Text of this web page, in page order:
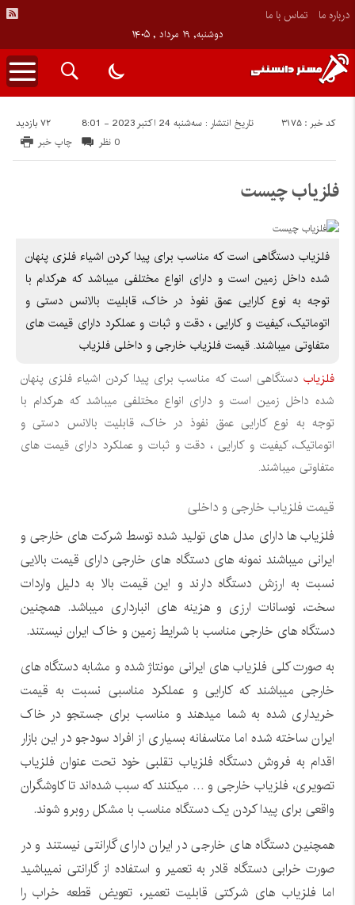
درباره ما تماس با ما
دوشنبه, ۱۹ مرداد , ۱۴۰۵
تاریخ انتشار : سه‌شنبه 24 اکتبر 2023 - 8:01 72 بازدید کد خبر : 3175
چاپ خبر 0 نظر
فلزیاب چیست
فلزیاب دستگاهی است که مناسب برای پیدا کردن اشیاء فلزی پنهان
شده داخل زمین است و دارای انواع مختلفی میباشد که هرکدام با
توجه به نوع کارایی عمق نفوذ در خاک، قابلیت بالانس دستی و
اتوماتیک، کیفیت و کارایی ، دقت و ثبات و عملکرد دارای قیمت های
متفاوتی میباشند. قیمت فلزیاب خارجی و داخلی فلزیاب
فلزیابدستگاهی است که مناسب برای پیدا کردن اشیاء فلزی پنهان
شده داخل زمین است و دارای انواع مختلفی میباشد که هرکدام با
توجه به نوع کارایی عمق نفوذ در خاک، قابلیت بالانس دستی و
اتوماتیک، کیفیت و کارایی ، دقت و ثبات و عملکرد دارای قیمت های
متفاوتی میباشند.
قیمت فلزیاب خارجی و داخلی
فلزیاب ها دارای مدل های تولید شده توسط شرکت های خارجی و
ایرانی میباشند نمونه های دستگاه های خارجی دارای قیمت بالایی
نسبت به ارزش دستگاه دارند و این قیمت بالا به دلیل واردات
سخت، نوسانات ارزی و هزینه های انبارداری میباشد. همچنین
دستگاه های خارجی مناسب با شرایط زمین و خاک ایران نیستند.
به صورت کلی فلزیاب های ایرانی مونتاژ شده و مشابه دستگاه های
خارجی میباشند که کارایی و عملکرد مناسبی نسبت به قیمت
خریداری شده به شما میدهند و مناسب برای جستجو در خاک
ایران ساخته شده اما متاسفانه بسیاری از افراد سودجو در این بازار
اقدام به فروش دستگاه فلزیاب تقلبی خود تحت عنوان فلزیاب
تصویری، فلزیاب خارجی و … میکنند که سبب شده‌اند تا کاوشگران
واقعی برای پیدا کردن یک دستگاه مناسب با مشکل روبرو شوند.
همچنین دستگاه های خارجی در ایران دارای گارانتی نیستند و در
صورت خرابی دستگاه قادر به تعمیر و استفاده از گارانتی نمیباشید
اما فلزیاب های شرکتی قابلیت تعمیر، تعویض قطعه خراب را